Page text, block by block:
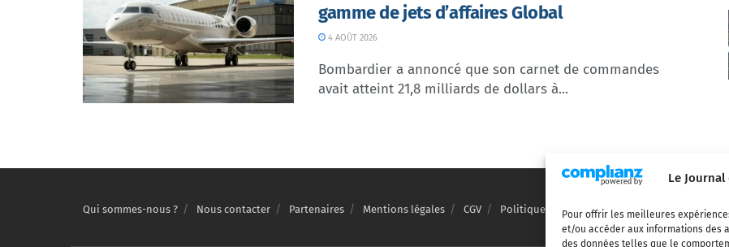
Le
Pour offrir les meilleures
et/ou accéder aux informations des
des données telles que le
gamme de jets d’affaires Global
4 AOÛT 2026
Bombardier a annoncé que son carnet de commandes
avait atteint 21,8 milliards de dollars à...
Qui sommes-nous ? Nous contacter Partenaires Mentions légales CGV Politique de confidentialité